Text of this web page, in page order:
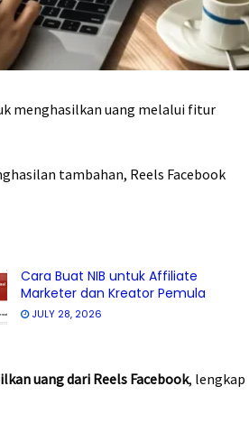
menghasilkan uang melalui fitur
tambahan, Reels Facebook
Cara Buat NIB untuk Affiliate
Marketer dan Kreator Pemula
JULY 28, 2026
uang dari Reels Facebook, lengkap